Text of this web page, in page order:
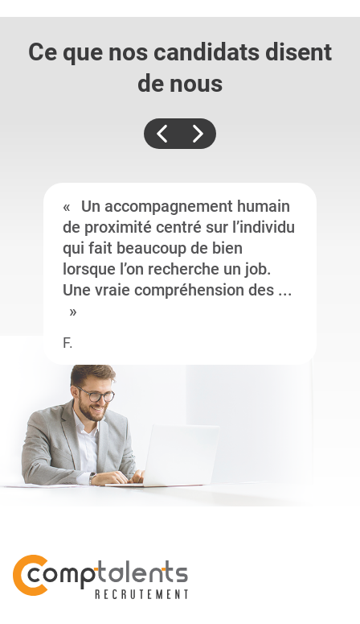
Ce que nos candidats disent
de nous
Un accompagnement humain
de proximité centré sur l’individu
qui fait beaucoup de bien
lorsque l’on recherche un job.
Une vraie compréhension des ...
F.